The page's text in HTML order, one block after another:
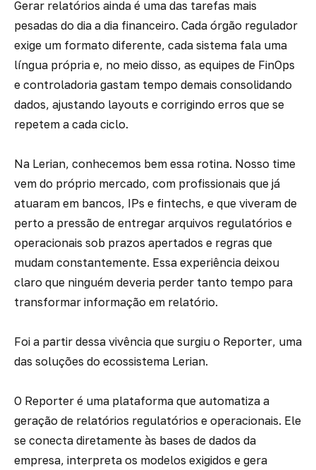
Gerar relatórios ainda é uma das tarefas mais
pesadas do dia a dia financeiro. Cada órgão regulador
exige um formato diferente, cada sistema fala uma
língua própria e, no meio disso, as equipes de FinOps
e controladoria gastam tempo demais consolidando
dados, ajustando layouts e corrigindo erros que se
repetem a cada ciclo.
Na Lerian, conhecemos bem essa rotina. Nosso time
vem do próprio mercado, com profissionais que já
atuaram em bancos, IPs e fintechs, e que viveram de
perto a pressão de entregar arquivos regulatórios e
operacionais sob prazos apertados e regras que
mudam constantemente. Essa experiência deixou
claro que ninguém deveria perder tanto tempo para
transformar informação em relatório.
Foi a partir dessa vivência que surgiu o Reporter, uma
das soluções do ecossistema Lerian.
O Reporter é uma plataforma que automatiza a
geração de relatórios regulatórios e operacionais. Ele
se conecta diretamente às bases de dados da
empresa, interpreta os modelos exigidos e gera